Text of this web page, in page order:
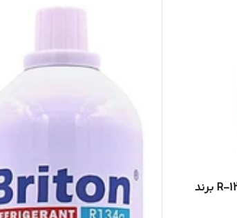
گاز مبرد یک لیتری R-134a برند